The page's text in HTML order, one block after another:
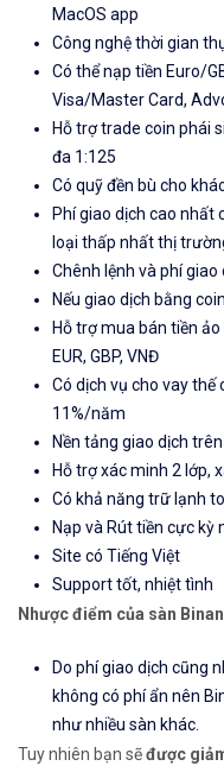
MacOS app
Công nghệ thời gian
Có thể nạp tiền Euro/
Visa/Master Card,
Hỗ trợ trade coin phái
đa 1:125
Có quỹ đền bù cho
Phí giao dịch cao nhất
loại thấp nhất thị
Chênh lệnh và phí
Nếu giao dịch bằng
Hỗ trợ mua bán tiền
EUR, GBP, VNĐ
Có dịch vụ cho vay thế
11%/năm
Nền tảng giao dịch
Hỗ trợ xác minh 2 lớp,
Có khả năng trữ lạnh
Nạp và Rút tiền cực kỳ
Site có Tiếng Việt
Support tốt, nhiệt tình
Nhược điểm của sàn
Do phí giao dịch cũng
không có phí ẩn nên
như nhiều sàn khác.
Tuy nhiên bạn sẽđược